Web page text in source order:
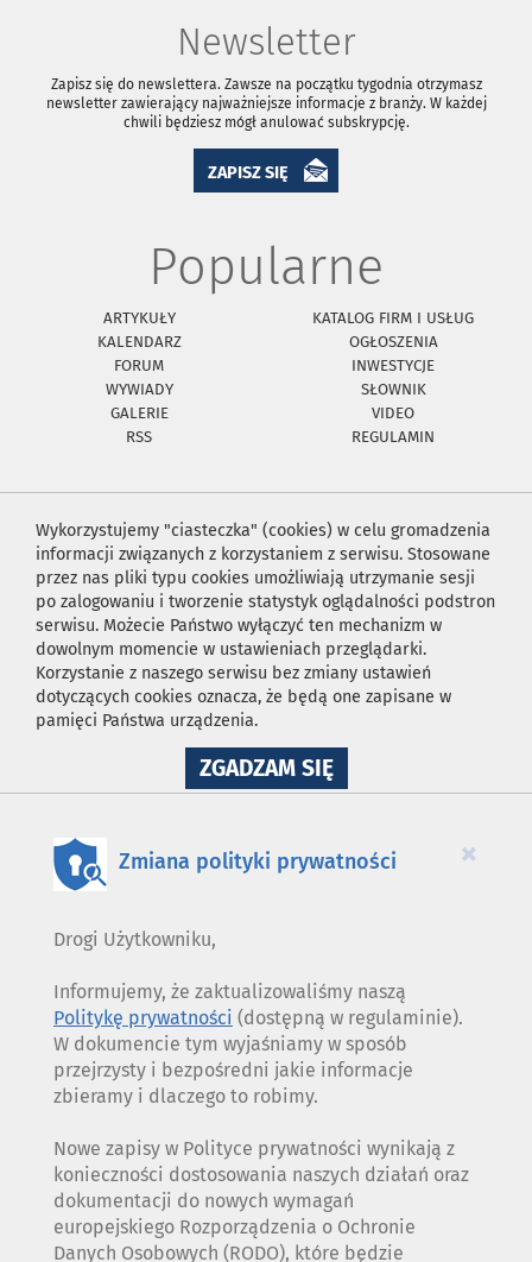
Newsletter
Zapisz się do newslettera. Zawsze na początku tygodnia otrzymasz
newsletter zawierający najważniejsze informacje z branży. W każdej
chwili będziesz mógł anulować subskrypcję.
ZAPISZ SIĘ
Popularne
ARTYKUŁY
KATALOG FIRM I USŁUG
KALENDARZ
OGŁOSZENIA
FORUM
INWESTYCJE
WYWIADY
SŁOWNIK
GALERIE
VIDEO
RSS
REGULAMIN
Wykorzystujemy "ciasteczka" (cookies) w celu gromadzenia
informacji związanych z korzystaniem z serwisu. Stosowane
przez nas pliki typu cookies umożliwiają utrzymanie sesji
po zalogowaniu i tworzenie statystyk oglądalności podstron
serwisu. Możecie Państwo wyłączyć ten mechanizm w
dowolnym momencie w ustawieniach przeglądarki.
Korzystanie z naszego serwisu bez zmiany ustawień
dotyczących cookies oznacza, że będą one zapisane w
pamięci Państwa urządzenia.
ZGADZAM SIĘNA
WYKORZYSTANIE
×
Zmiana polityki prywatności
Drogi Użytkowniku,
Informujemy, że zaktualizowaliśmy naszą
Politykę prywatności (dostępną w regulaminie).
W dokumencie tym wyjaśniamy w sposób
przejrzysty i bezpośredni jakie informacje
zbieramy i dlaczego to robimy.
Nowe zapisy w Polityce prywatności wynikają z
konieczności dostosowania naszych działań oraz
dokumentacji do nowych wymagań
europejskiego Rozporządzenia o Ochronie
Danych Osobowych (RODO), które będzie